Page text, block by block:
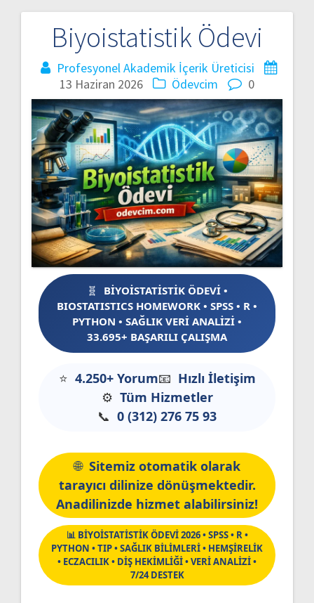
Biyoistatistik Ödevi
Profesyonel Akademik İçerik Üreticisi
13 Haziran 2026
Ödevcim 0
BİYOİSTATİSTİK ÖDEVİ •
BIOSTATISTICS HOMEWORK • SPSS • R •
PYTHON • SAĞLIK VERİ ANALİZİ •
33.695+ BAŞARILI ÇALIŞMA
4.250+ Yorum
Hızlı İletişim
Tüm Hizmetler
0 (312) 276 75 93
Sitemiz otomatik olarak
tarayıcı dilinize dönüşmektedir.
Anadilinizde hizmet alabilirsiniz!
📊 BİYOİSTATİSTİK ÖDEVİ 2026 • SPSS • R •
PYTHON • TIP • SAĞLIK BİLİMLERİ • HEMŞİRELİK
• ECZACILIK • DİŞ HEKİMLİĞİ • VERİ ANALİZİ •
7/24 DESTEK